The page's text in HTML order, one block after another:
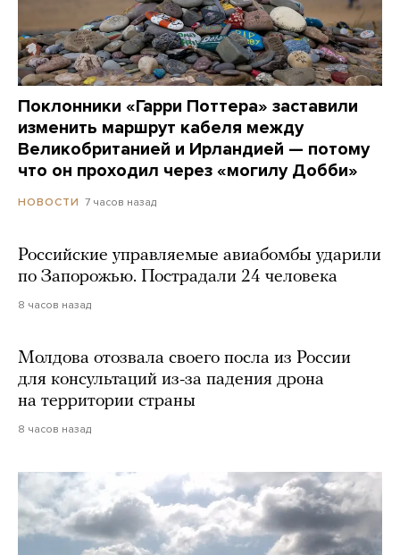
Поклонники «Гарри Поттера» заставили
изменить маршрут кабеля между
Великобританией и Ирландией — потому
что он проходил через «могилу Добби»
НОВОСТИ 7 часов назад
Российские управляемые авиабомбы ударили
по Запорожью. Пострадали 24 человека
8 часов назад
Молдова отозвала своего посла из России
для консультаций из-за падения дрона
на территории страны
8 часов назад